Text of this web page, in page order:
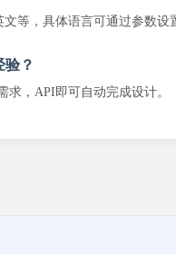
等，具体语言可通过参数设
？
，API即可自动完成设计。